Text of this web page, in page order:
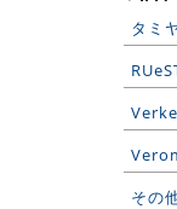
タミ
その